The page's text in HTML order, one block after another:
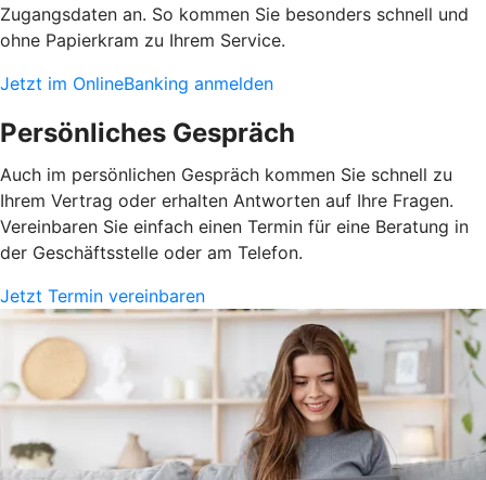
Zugangsdaten an. So kommen Sie besonders schnell und
ohne Papierkram zu Ihrem Service.
Jetzt im OnlineBanking anmelden
Persönliches Gespräch
Auch im persönlichen Gespräch kommen Sie schnell zu
Ihrem Vertrag oder erhalten Antworten auf Ihre Fragen.
Vereinbaren Sie einfach einen Termin für eine Beratung in
der Geschäftsstelle oder am Telefon.
Jetzt Termin vereinbaren